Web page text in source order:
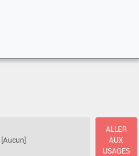
[Aucun]
ALLER
AUX
USAGES